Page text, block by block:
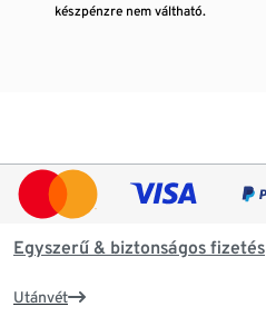
készpénzre nem váltható.
Egyszerű & biztonságos fizetés
Utánvét